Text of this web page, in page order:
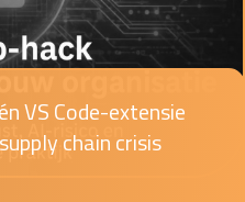
VS Code-extensie
chain crisis